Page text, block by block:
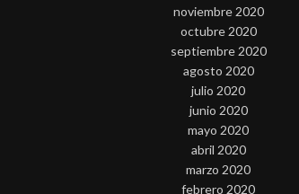
noviembre 2020
octubre 2020
septiembre 2020
agosto 2020
julio 2020
junio 2020
mayo 2020
abril 2020
marzo 2020
febrero 2020